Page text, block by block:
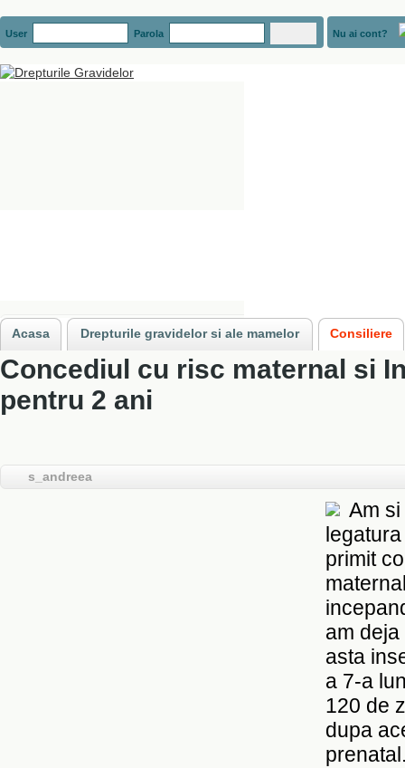
Acasa » Concediul cu risc
Concediul cu risc maternal si
pentru 2 ani
s_andreea
Am
primit
am
asta
a 7-a
120 de
dupa
User Parola Nu ai cont?
Acasa Drepturile gravidelor si ale mamelor Consiliere